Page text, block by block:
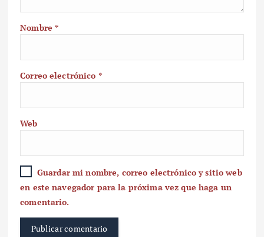
Nombre*
Correo electrónico *
Web
Guardar mi nombre, correo electrónico y sitio web
en este navegador para la próxima vez que haga un
comentario.